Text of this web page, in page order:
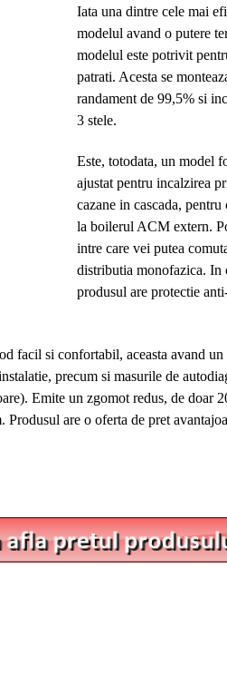
Iata una dintre cele mai
modelul avand o putere
modelul este potrivit
patrati. Acesta se
randament de 99,5% si
3 stele.
Este, totodata, un model
ajustat pentru incalzirea
cazane in cascada,
la boilerul ACM extern.
intre care vei putea
distributia monofazica. In
produsul are protectie
facil si confortabil, aceasta avand
precum si masurile de
Emite un zgomot redus, de doar
are o oferta de pret